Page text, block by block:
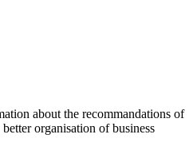
about the recommandations of
organisation of business